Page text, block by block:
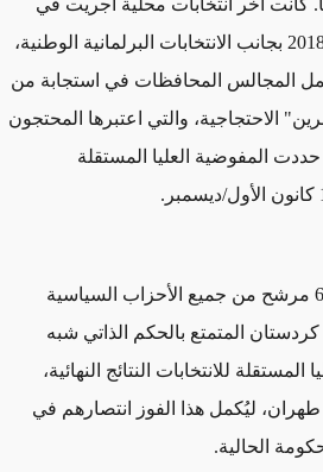
العراق في مايو 2013، وتم تأجيلها في عام 2017 لعام 2018 بجانب الانتخابات البرلمانية الوطنية،
أخرى، وفي عام 2019 تم تجميد عمل المجالس المحافظات في استجابة من
الاحتجاجية، والتي اعتبرها المحتجون
المفوضية العليا المستقلة
في الانتخابات المحلية الأخيرة هذه، تنافس حوالي 6000 مرشح من جميع الأحزاب السياسية
ما عدا إقليم كردستان المتمتع بالحكم الذاتي شبه
للانتخابات النتائج النهائية،
طهران، ليُكمل هذا الفوز انتصارهم في